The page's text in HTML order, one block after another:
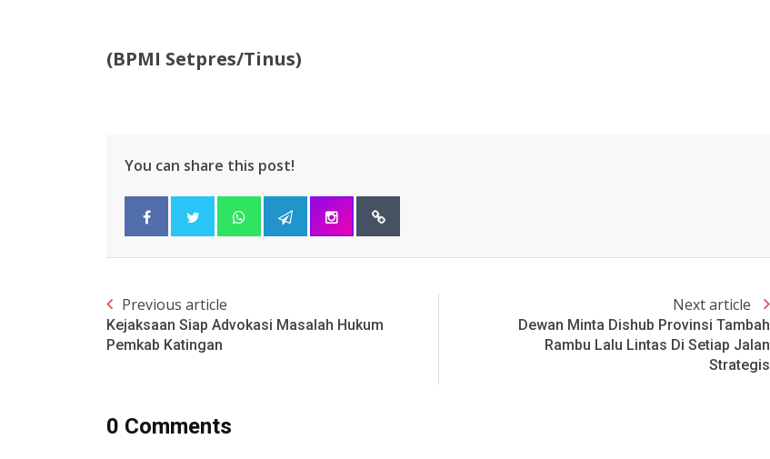
(BPMI Setpres/Tinus)
You can share this post!
Previous article
Kejaksaan Siap Advokasi Masalah Hukum
Pemkab Katingan
Next article
Dewan Minta Dishub Provinsi Tambah
Rambu Lalu Lintas Di Setiap Jalan
Strategis
0 Comments